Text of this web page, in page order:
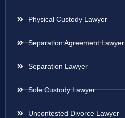
Physical Custody Lawyer
Separation Agreement Lawyer
Separation Lawyer
Sole Custody Lawyer
Uncontested Divorce Lawyer